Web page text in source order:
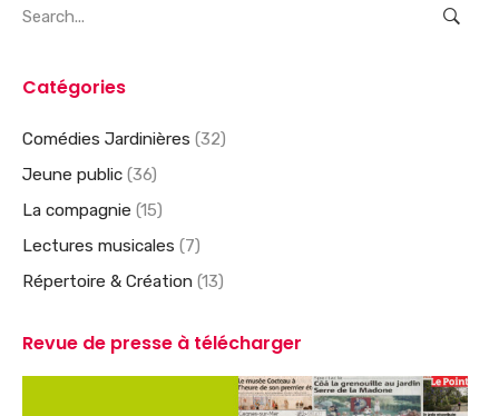
for:
Catégories
Comédies Jardinières (32)
Jeune public (36)
La compagnie (15)
Lectures musicales (7)
Répertoire & Création (13)
Revue de presse à télécharger